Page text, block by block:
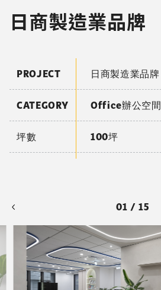
日商製造業品牌
PROJECT 日商製造業品牌
CATEGORY Office辦公空間
坪數 100坪
01 / 15